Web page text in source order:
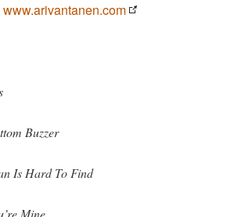
www.arivantanen.com
Buzzer
Is Hard To Find